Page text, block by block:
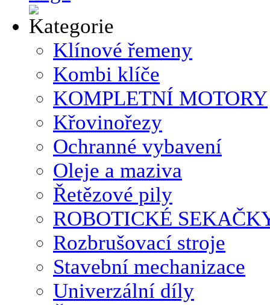
Klínové řemeny
Kombi klíče
KOMPLETNÍ MOTORY
Křovinořezy
Ochranné vybavení
Oleje a maziva
Řetězové pily
ROBOTICKÉ
Rozbrušovací stroje
Stavební mechanizace
Univerzální díly